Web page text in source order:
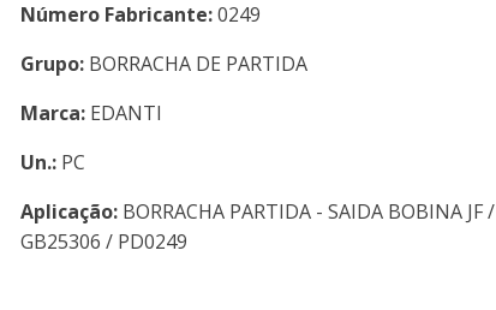
Número Fabricante:0249
Grupo: BORRACHA DE PARTIDA
Marca: EDANTI
Un.: PC
Aplicação: BORRACHA PARTIDA - SAIDA BOBINA JF /
GB25306 / PD0249